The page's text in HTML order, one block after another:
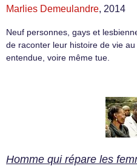
Marlies Demeulandre, 2014
Neuf personnes, gays et
de raconter leur histoire de vie
entendue, voire même tue.
Homme qui répare les